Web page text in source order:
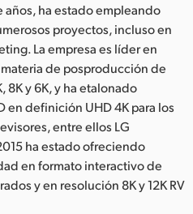
ha estado empleando
proyectos, incluso en
La empresa es líder en
de posproducción de
8K y 6K, y ha etalonado
en definición UHD 4K para los
entre ellos LG
ha estado ofreciendo
en formato interactivo de
y en resolución 8K y 12K RV